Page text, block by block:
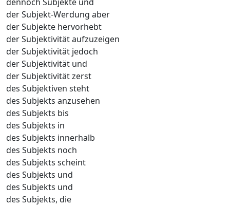
dennoch Subjekte und
der Subjekt-Werdung aber
der Subjekte hervorhebt
der Subjektivität aufzuzeigen
der Subjektivität jedoch
der Subjektivität und
der Subjektivität zerst
des Subjektiven steht
des Subjekts anzusehen
des Subjekts bis
des Subjekts in
des Subjekts innerhalb
des Subjekts noch
des Subjekts scheint
des Subjekts und
des Subjekts und
des Subjekts, die